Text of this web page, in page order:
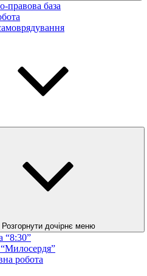
правова база
Розгорнути дочірнє меню
“8:30”
робота